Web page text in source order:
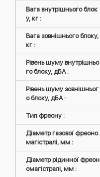
Вага внутрішнього блок
у, кг :
Вага зовнішнього блоку,
кг :
Рівень шуму внутрішньо
го блоку, дБА :
Рівень шуму зовнішньог
о блоку, дБА :
Тип фреону :
Діаметр газової фреоно
магістралі, мм :
Діаметр рідинної фреон
омагістралі, мм :